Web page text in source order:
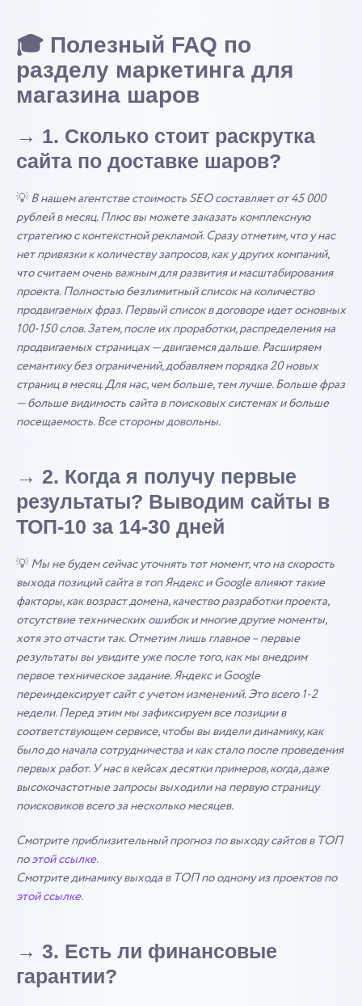
🎓 Полезный FAQ по
разделу маркетинга для
магазина шаров
→ 1. Сколько стоит раскрутка
сайта по доставке шаров?
💡В нашем агентстве стоимость SEO составляет от 45 000
рублей в месяц. Плюс вы можете заказать комплексную
стратегию с контекстной рекламой. Сразу отметим, что у нас
нет привязки к количеству запросов, как у других компаний,
что считаем очень важным для развития и масштабирования
проекта. Полностью безлимитный список на количество
продвигаемых фраз. Первый список в договоре идет основных
100-150 слов. Затем, после их проработки, распределения на
продвигаемых страницах — двигаемся дальше. Расширяем
семантику без ограничений, добавляем порядка 20 новых
страниц в месяц. Для нас, чем больше, тем лучше. Больше фраз
— больше видимость сайта в поисковых системах и больше
посещаемость. Все стороны довольны.
→ 2. Когда я получу первые
результаты? Выводим сайты в
ТОП-10 за 14-30 дней
💡Мы не будем сейчас уточнять тот момент, что на скорость
выхода позиций сайта в топ Яндекс и Google влияют такие
факторы, как возраст домена, качество разработки проекта,
отсутствие технических ошибок и многие другие моменты,
хотя это отчасти так. Отметим лишь главное – первые
результаты вы увидите уже после того, как мы внедрим
первое техническое задание. Яндекс и Google
переиндексирует сайт с учетом изменений. Это всего 1-2
недели. Перед этим мы зафиксируем все позиции в
соответствующем сервисе, чтобы вы видели динамику, как
было до начала сотрудничества и как стало после проведения
первых работ. У нас в кейсах десятки примеров, когда, даже
высокочастотные запросы выходили на первую страницу
поисковиков всего за несколько месяцев.
Смотрите приблизительный прогноз по выходу сайтов в ТОП
поэтой ссылке.
Смотрите динамику выхода в ТОП по одному из проектов по
этой ссылке.
→ 3. Есть ли финансовые
гарантии?